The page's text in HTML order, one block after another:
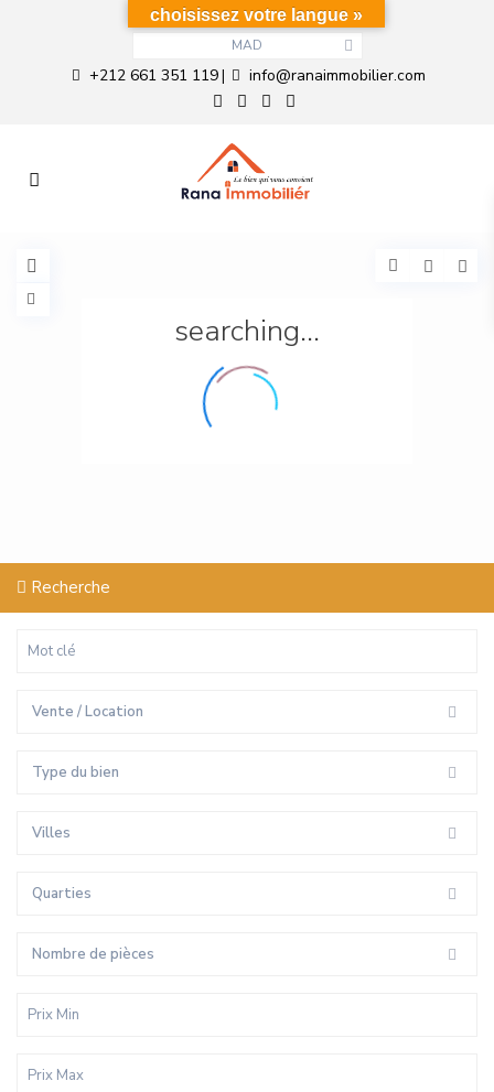
MAD
+212 661 351 119| info@ranaimmobilier.com
searching...
Recherche
Vente / Location
Type du bien
Villes
Quarties
Nombre de pièces
choisissez votre langue »